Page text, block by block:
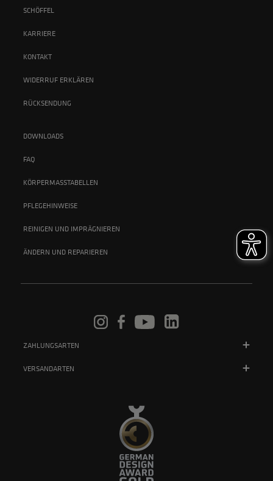
SCHÖFFEL
KARRIERE
KONTAKT
WIDERRUF ERKLÄREN
RÜCKSENDUNG
DOWNLOADS
FAQ
KÖRPERMASSTABELLEN
PFLEGEHINWEISE
REINIGEN UND IMPRÄGNIEREN
ÄNDERN UND REPARIEREN
ZAHLUNGSARTEN
VERSANDARTEN